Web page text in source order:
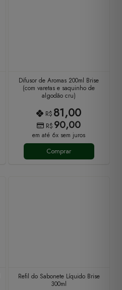
Difusor de Aromas 200ml Brise
(com varetas e saquinho de
algodão cru)
R$ 81,00
R$ 90,00
em até 6x sem juros
Comprar
Refil do Sabonete Líquido Brise
300ml